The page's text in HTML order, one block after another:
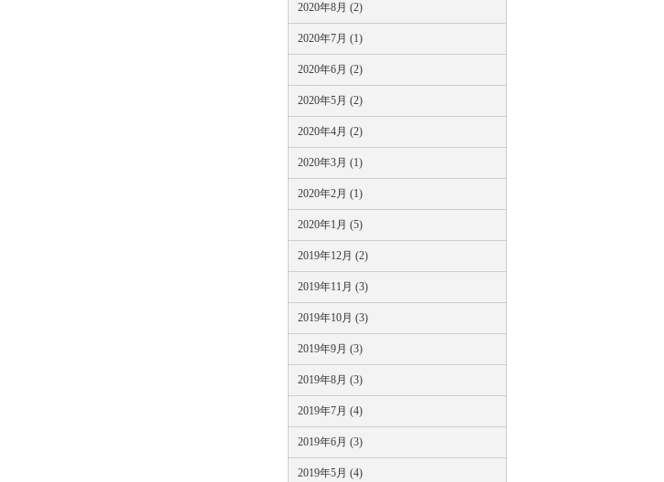
2020年8月 (2)
2020年7月 (1)
2020年6月 (2)
2020年5月 (2)
2020年4月 (2)
2020年3月 (1)
2020年2月 (1)
2020年1月 (5)
2019年12月 (2)
2019年11月 (3)
2019年10月 (3)
2019年9月 (3)
2019年8月 (3)
2019年7月 (4)
2019年6月 (3)
2019年5月 (4)